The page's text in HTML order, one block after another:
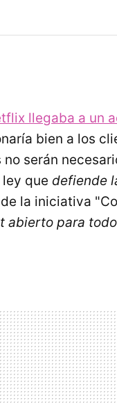
llegaba a un
bien a los
serán
que defiende
la iniciativa
abierto para